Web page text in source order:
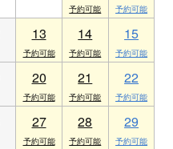
13 14 15
20 21 22
27 28 29